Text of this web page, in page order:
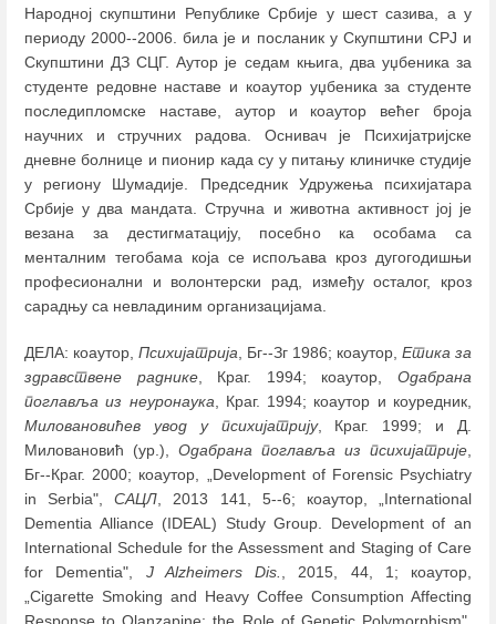
Народној скупштини Републике Србије у шест сазива, а у
периоду 2000--2006. била је и посланик у Скупштини СРЈ и
Скупштини ДЗ СЦГ. Аутор је седам књига, два уџбеника за
студенте редовне наставе и коаутор уџбеника за студенте
последипломске наставе, аутор и коаутор већег броја
научних и стручних радова. Оснивач је Психијатријске
дневне болнице и пионир када су у питању клиничке студије
у региону Шумадије. Председник Удружења психијатара
Србије у два мандата. Стручна и животна активност јој је
везана за дестигматацију, посебно ка особама са
менталним тегобама која се испољава кроз дугогодишњи
професионални и волонтерски рад, између осталог, кроз
сарадњу са невладиним организацијама.
ДЕЛА: коаутор, Психијатрија , Бг--Зг 1986; коаутор, Етика за
здравствене раднике, Краг. 1994; коаутор,Одабрана
поглавља из неуронаука , Краг. 1994; коаутор и коуредник,
Миловановићев увод у психијатрију, Краг. 1999; и Д.
Миловановић (ур.), Одабрана поглавља из психијатрије
Бг--Краг. 2000; коаутор, „Development of Forensic Psychiatry
in Serbia",САЦЛ , 2013 141, 5--6; коаутор, „International
Dementia Alliance (IDEAL) Study Group. Development of an
International Schedule for the Assessment and Staging of Care
for Dementia", J Alzheimers Dis.
, 2015, 44, 1; коаутор,
„Cigarette Smoking and Heavy Coffee Consumption Affecting
Response to Olanzapine: the Role of Genetic Polymorphism",